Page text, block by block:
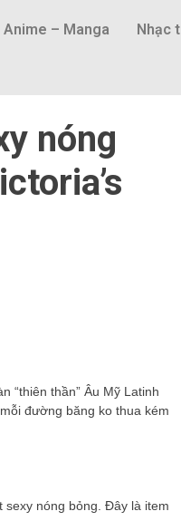
Anime – Manga Nhạc
nóng
“thiên thần” Âu Mỹ Latinh
đường băng ko thua kém
sexy nóng bỏng. Đây là item